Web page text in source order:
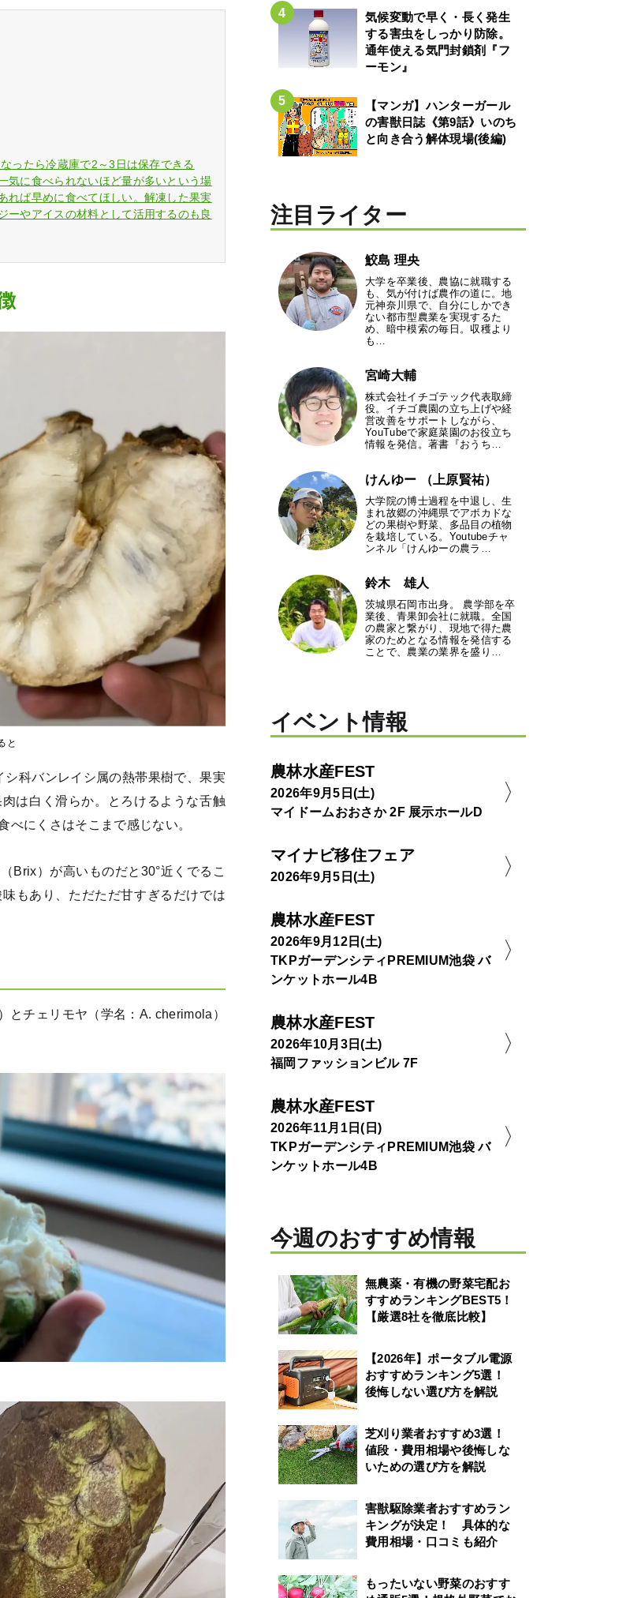
ったら冷蔵庫で2～3日は保存できる
気に食べられないほど量が多いという場
れば早めに食べてほしい。解凍した果実
ーやアイスの材料として活用するのも良
と
科バンレイシ属の熱帯果樹で、果実
は白く滑らか。とろけるような舌触
べにくさはそこまで感じない。
Brix）が高いものだと30°近くでるこ
もあり、ただただ甘すぎるだけでは
とチェリモヤ（学名：A. cherimola）
気候変動で早く・長く発生
する害虫をしっかり防除。
通年使える気門封鎖剤『フ
ーモン』
【マンガ】ハンターガール
の害獣日誌《第9話》いのち
と向き合う解体現場(後編)
注目ライター
鮫島 理央
大学を卒業後、農協に就職する
も、気が付けば農作の道に。地
元神奈川県で、自分にしかでき
ない都市型農業を実現するた
め、暗中模索の毎日。収穫より
も…
宮崎大輔
株式会社イチゴテック代表取締
役。イチゴ農園の立ち上げや経
営改善をサポートしながら、
YouTubeで家庭菜園のお役立ち
情報を発信。著書『おうち…
けんゆー （上原賢祐）
大学院の博士過程を中退し、生
まれ故郷の沖縄県でアボカドな
どの果樹や野菜、多品目の植物
を栽培している。Youtubeチャ
ンネル「けんゆーの農ラ…
鈴木 雄人
茨城県石岡市出身。 農学部を卒
業後、青果卸会社に就職。全国
の農家と繋がり、現地で得た農
家のためとなる情報を発信する
ことで、農業の業界を盛り…
イベント情報
農林水産FEST
2026年9月5日(土)
マイドームおおさか 2F 展示ホールD
マイナビ移住フェア
2026年9月5日(土)
農林水産FEST
2026年9月12日(土)
TKPガーデンシティPREMIUM池袋 バ
ンケットホール4B
農林水産FEST
2026年10月3日(土)
福岡ファッションビル 7F
農林水産FEST
2026年11月1日(日)
TKPガーデンシティPREMIUM池袋 バ
ンケットホール4B
今週のおすすめ情報
無農薬・有機の野菜宅配お
すすめランキングBEST5！
【厳選8社を徹底比較】
【2026年】ポータブル電源
おすすめランキング5選！
後悔しない選び方を解説
芝刈り業者おすすめ3選！
値段・費用相場や後悔しな
いための選び方を解説
害獣駆除業者おすすめラン
キングが決定！ 具体的な
費用相場・口コミも紹介
もったいない野菜のおすす